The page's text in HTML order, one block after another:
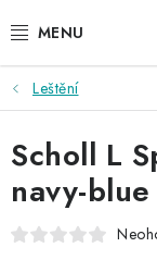
na
AKCE
NOVINKY
EXTERIÉR
Leštění
Scholl L
navy-